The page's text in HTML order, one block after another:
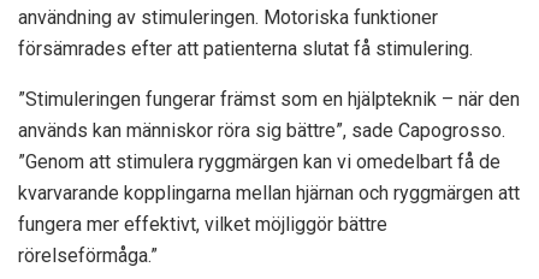
användning av stimuleringen. Motoriska funktioner
försämrades efter att patienterna slutat få stimulering.
”Stimuleringen fungerar främst som en hjälpteknik – när den
används kan människor röra sig bättre”, sade Capogrosso.
”Genom att stimulera ryggmärgen kan vi omedelbart få de
kvarvarande kopplingarna mellan hjärnan och ryggmärgen att
fungera mer effektivt, vilket möjliggör bättre
rörelseförmåga.”